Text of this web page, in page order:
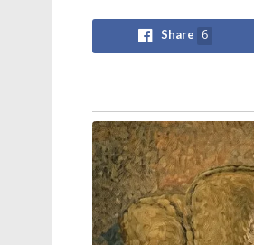
മുഖ്യമന്ത്രിയുടെ
വാങ്ങിവെയ്ക്കും.
പരാതിക്കാരികൾ
പൊളിറ്റക്കൽ
Share 6